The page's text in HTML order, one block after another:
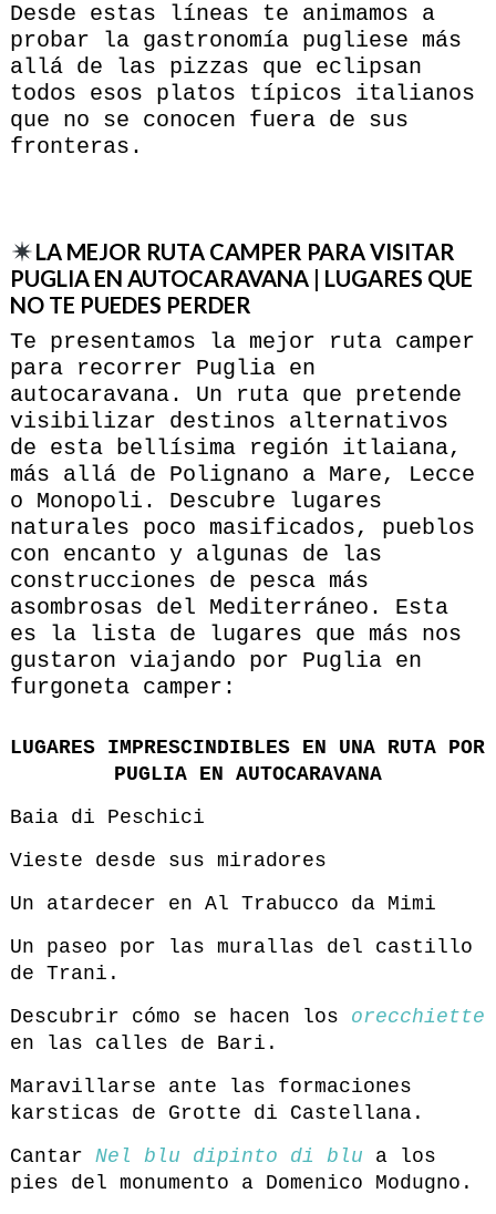
Desde estas líneas te animamos a
probar la gastronomía pugliese más
allá de las pizzas que eclipsan
todos esos platos típicos italianos
que no se conocen fuera de sus
fronteras.
LA MEJOR RUTA CAMPER PARA VISITAR
PUGLIA EN AUTOCARAVANA | LUGARES QUE
NO TE PUEDES PERDER
Te presentamos la mejor ruta camper
para recorrer Puglia en
autocaravana. Un ruta que pretende
visibilizar destinos alternativos
de esta bellísima región itlaiana,
más allá de Polignano a Mare, Lecce
o Monopoli. Descubre lugares
naturales poco masificados, pueblos
con encanto y algunas de las
construcciones de pesca más
asombrosas del Mediterráneo. Esta
es la lista de lugares que más nos
gustaron viajando por Puglia en
furgoneta camper:
LUGARES IMPRESCINDIBLES EN UNA RUTA POR
PUGLIA EN AUTOCARAVANA
Baia di Peschici
Vieste desde sus miradores
Un atardecer en Al Trabucco da Mimi
Un paseo por las murallas del castillo
de Trani.
Descubrir cómo se hacen los orecchiette
en las calles de Bari.
Maravillarse ante las formaciones
karsticas de Grotte di Castellana.
Cantar Nel blu dipinto di blu a los
pies del monumento a Domenico Modugno.